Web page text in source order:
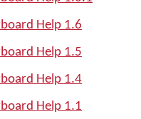
Help 1.6
Help 1.5
Help 1.4
Help 1.1